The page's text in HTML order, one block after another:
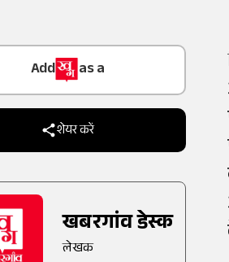
Trusted Source on
शेयर करें
खबरगांव डेस्क
लेखक